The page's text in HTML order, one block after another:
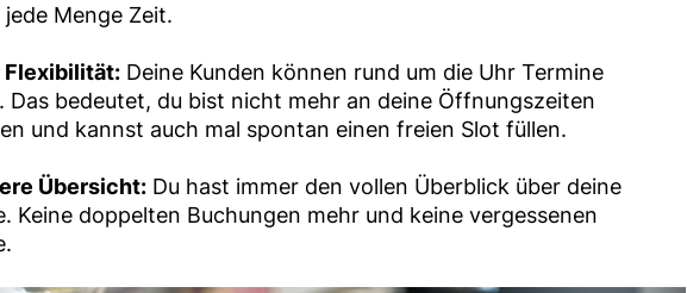
jede Menge Zeit.
Flexibilität: Deine Kunden können rund um die Uhr Termine
Das bedeutet, du bist nicht mehr an deine Öffnungszeiten
und kannst auch mal spontan einen freien Slot füllen.
Übersicht: Du hast immer den vollen Überblick über deine
Keine doppelten Buchungen mehr und keine vergessenen